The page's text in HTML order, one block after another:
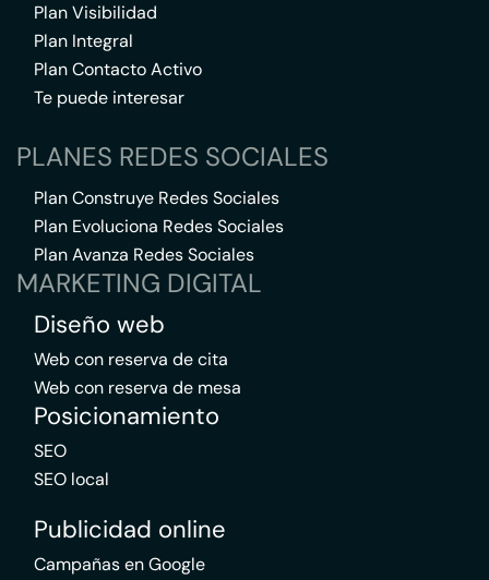
Plan Visibilidad
Plan Integral
Plan Contacto Activo
Te puede interesar
PLANES REDES SOCIALES
Plan Construye Redes Sociales
Plan Evoluciona Redes Sociales
Plan Avanza Redes Sociales
MARKETING DIGITAL
Diseño web
Web con reserva de cita
Web con reserva de mesa
Posicionamiento
SEO
SEO local
Publicidad online
Campañas en Google